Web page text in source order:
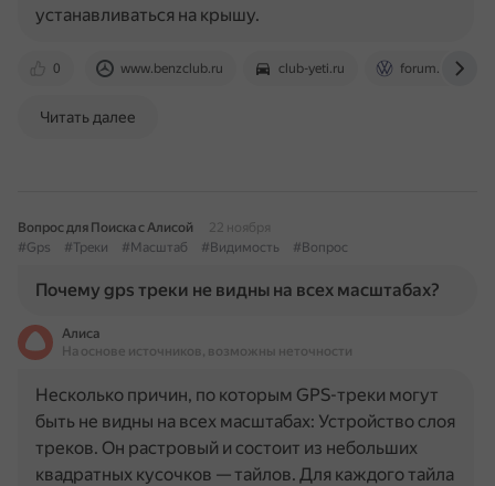
0 www.benzclub.ru club-yeti.ru
устанавливаться на крышу.
Читать далее
Вопрос для Поиска с Алисой
22 ноября
#Gps
#Треки #Масштаб #Видимость #Вопрос
Почему gps треки не видны на всех масштабах?
Алиса
На основе источников, возможны неточности
Несколько причин, по которым GPS-треки могут
быть не видны на всех масштабах: Устройство слоя
треков. Он растровый и состоит из небольших
квадратных кусочков — тайлов. Для каждого тайла